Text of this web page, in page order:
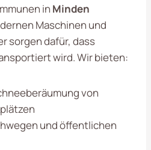
in Minden
Maschinen und
sorgen dafür, dass
wird. Wir bieten:
von
und öffentlichen